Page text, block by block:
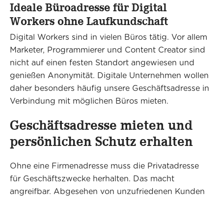
Ideale Büroadresse für Digital
Workers ohne Laufkundschaft
Digital Workers sind in vielen Büros tätig. Vor allem
Marketer, Programmierer und Content Creator sind
nicht auf einen festen Standort angewiesen und
genießen Anonymität. Digitale Unternehmen wollen
daher besonders häufig unsere Geschäftsadresse in
Verbindung mit möglichen Büros mieten.
Geschäftsadresse mieten und
persönlichen Schutz erhalten
Ohne eine Firmenadresse muss die Privatadresse
für Geschäftszwecke herhalten. Das macht
angreifbar. Abgesehen von unzufriedenen Kunden